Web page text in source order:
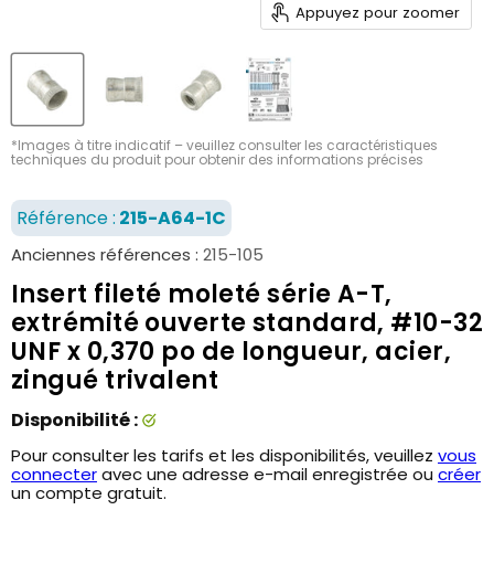
Appuyez pour zoomer
*Images à titre indicatif – veuillez consulter les caractéristiques
techniques du produit pour obtenir des informations précises
Référence : 215-A64-1C
Anciennes références : 215-105
Insert fileté moleté série A-T,
extrémité ouverte standard, #10-32
UNF x 0,370 po de longueur, acier,
zingué trivalent
Disponibilité :
Pour consulter les tarifs et les disponibilités, veuillez vous
connecteravec une adresse e-mail enregistrée ou créer
un compte gratuit.